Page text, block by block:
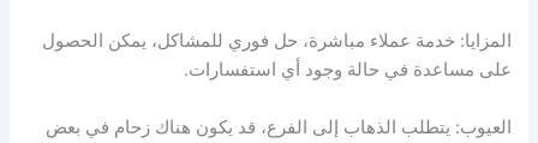
المزايا: خدمة عملاء مباشرة، حل فوري للمشاكل، يمكن الحصول
على مساعدة في حالة وجود أي استفسارات.
العيوب: يتطلب الذهاب إلى الفرع، قد يكون هناك زحام في بعض